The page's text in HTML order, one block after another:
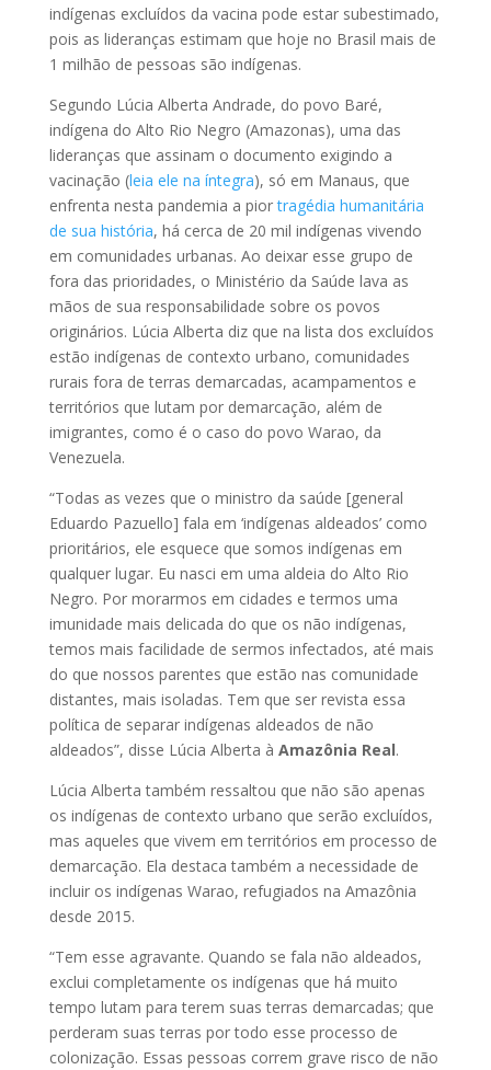
indígenas excluídos da vacina pode estar subestimado,
pois as lideranças estimam que hoje no Brasil mais de
1 milhão de pessoas são indígenas.
Segundo Lúcia Alberta Andrade, do povo Baré,
indígena do Alto Rio Negro (Amazonas), uma das
lideranças que assinam o documento exigindo a
vacinação (leia ele na íntegra), só em Manaus, que
enfrenta nesta pandemia a piortragédia humanitária
de sua história, há cerca de 20 mil indígenas vivendo
em comunidades urbanas. Ao deixar esse grupo de
fora das prioridades, o Ministério da Saúde lava as
mãos de sua responsabilidade sobre os povos
originários. Lúcia Alberta diz que na lista dos excluídos
estão indígenas de contexto urbano, comunidades
rurais fora de terras demarcadas, acampamentos e
territórios que lutam por demarcação, além de
imigrantes, como é o caso do povo Warao, da
Venezuela.
“Todas as vezes que o ministro da saúde [general
Eduardo Pazuello] fala em ‘indígenas aldeados’ como
prioritários, ele esquece que somos indígenas em
qualquer lugar. Eu nasci em uma aldeia do Alto Rio
Negro. Por morarmos em cidades e termos uma
imunidade mais delicada do que os não indígenas,
temos mais facilidade de sermos infectados, até mais
do que nossos parentes que estão nas comunidade
distantes, mais isoladas. Tem que ser revista essa
política de separar indígenas aldeados de não
aldeados”, disse Lúcia Alberta à Amazônia Real.
Lúcia Alberta também ressaltou que não são apenas
os indígenas de contexto urbano que serão excluídos,
mas aqueles que vivem em territórios em processo de
demarcação. Ela destaca também a necessidade de
incluir os indígenas Warao, refugiados na Amazônia
desde 2015.
“Tem esse agravante. Quando se fala não aldeados,
exclui completamente os indígenas que há muito
tempo lutam para terem suas terras demarcadas; que
perderam suas terras por todo esse processo de
colonização. Essas pessoas correm grave risco de não